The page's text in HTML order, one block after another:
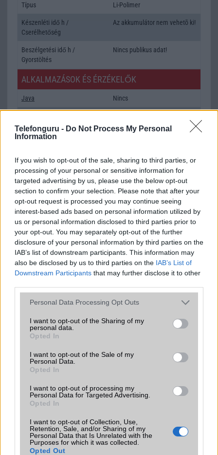
Telefonguru - Do Not Process My Personal
Information
If you wish to opt-out of the sale, sharing to third parties, or
processing of your personal or sensitive information for
targeted advertising by us, please use the below opt-out
section to confirm your selection. Please note that after your
opt-out request is processed you may continue seeing
interest-based ads based on personal information utilized by
us or personal information disclosed to third parties prior to
your opt-out. You may separately opt-out of the further
disclosure of your personal information by third parties on the
IAB’s list of downstream participants. This information may
also be disclosed by us to third parties on the IAB’s List of
Downstream Participants that may further disclose it to other
Please note that this website/app uses one or more Google
not limited to your visit or usage behaviour. You may click to
grant or deny consent to Google and its third-party tags to
use your data for below specified purposes in below Google
consent section.
Personal Data Processing Opt Outs
I want to opt-out of the Sharing of my
personal data.
Opted In
I want to opt-out of the Sale of my
Personal Data.
Opted In
I want to opt-out of processing my
Personal Data for Targeted Advertising.
Opted In
I want to opt-out of Collection, Use,
Retention, Sale, and/or Sharing of my
Personal Data that Is Unrelated with the
Purposes for which it was collected.
Opted Out
Típus Li-Polimer
Készenléti idő h /
Cserélhetőség
Az akkumulátor nem vehetõ ki!
Beszélgetési idő h /
Gyorstöltés
Nincs publikus adat!
ALKALMAZÁSOK ÉS ÉRZÉKELŐK
Java Nincs
SNS integráció alap szolgáltatás
T9 szótár alkalmazás független szótár
Office alkalmazások
DV = Document viewer (Word,
Excel, PowerPoint, PDF)
Iránytũ ecompass
Extrák Nincs
EGYÉB
Vibra jelzés Van
SIM típus microSIM
SIM-ek száma 1
Flight mode Van
Terület
Funkciók Photo/video editor
Brand
Védelem Nincs
Limited Edition
SAR
Nincs publikus adat!
N/A = Nincs adat. Legutóbbi frissítés: 2026-07-13 19:00:00